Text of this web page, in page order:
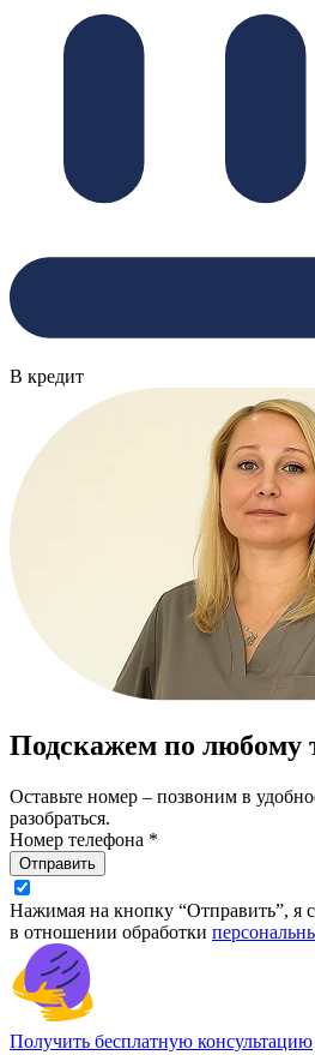
В кредит
Подскажем по любому
Оставьте номер – позвоним в
разобраться.
Номер телефона *
Отправить
Нажимая на кнопку “Отправить”, я
в отношении обработки
Получить бесплатную консультацию